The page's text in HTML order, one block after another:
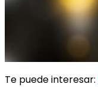
Te puede interesar: